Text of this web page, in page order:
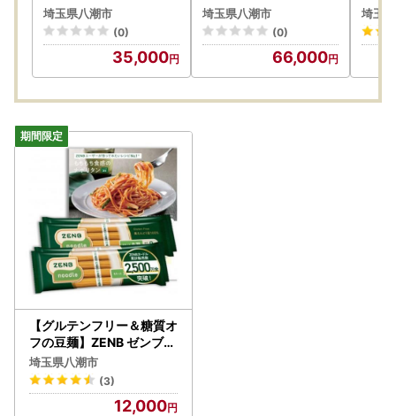
革製)kazama premium
【1403889】
埼玉県八潮市
(0)
35,000
埼玉県八潮市
(0)
66,000
6700
埼玉
【グルテンフリー＆糖質オ
フの豆麺】ZENB ゼンブヌ
ードル 丸麺16食(4袋) パ
スタ、ラーメン等に【164
3986】
埼玉県八潮市
(3)
12,000